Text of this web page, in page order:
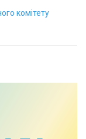
комітету